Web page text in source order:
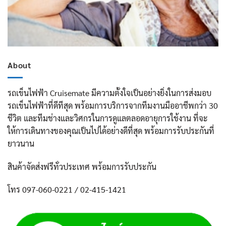
About
รถเข็นไฟฟ้า Cruisemate มีความตั้งใจเป็นอย่างยิ่งในการส่งมอบ
รถเข็นไฟฟ้าที่ดีทีสุด พร้อมการบริการจากทีมงานมืออาชีพกว่า 30
ชีวิต และทีมช่างและวิศกรในการดูแลตลอดอายุการใช้งาน ที่จะ
ให้การเดินทางของคุณเป็นไปได้อย่างดีที่สุด พร้อมการรับประกันที่
ยาวนาน
สินค้าจัดส่งฟรีทั่วประเทศ พร้อมการรับประกัน
โทร 097-060-0221 / 02-415-1421